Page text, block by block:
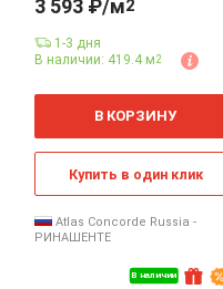
В наличии
3 593 ₽/м2
1-3 дня
В наличии: 419.4 м2
м
В КОРЗИНУ
Купить в один клик
Atlas Concorde Russia -
РИНАШЕНТЕ